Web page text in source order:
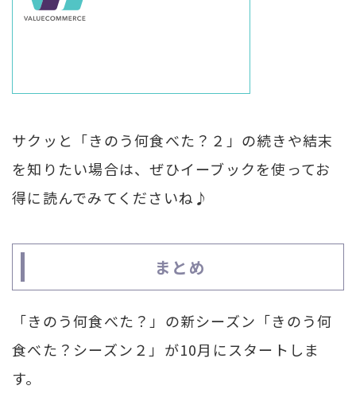
サクッと「きのう何食べた？２」の続きや結末
を知りたい場合は、ぜひイーブックを使ってお
得に読んでみてくださいね♪
まとめ
「きのう何食べた？」の新シーズン「きのう何
食べた？シーズン２」が10月にスタートしま
す。